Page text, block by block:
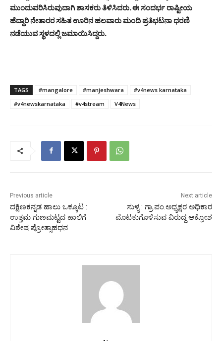
ಮುಂದುವರಿಸಿರುವುದಾಗಿ ಶಾಸಕರು ತಿಳಿಸಿದರು. ಈ ಸಂದರ್ಭ ರಾಷ್ಟೀಯ
ಹೆದ್ದಾರಿ ನೇತಾರರ ಸಹಿತ ಊರಿನ ಹಲವಾರು ಮಂದಿ ಪ್ರತಿಭಟನಾ ಧರಣಿ
ನಡೆಯುವ ಸ್ಥಳದಲ್ಲಿ ಜಮಾಯಿಸಿದ್ದರು.
TAGS #mangalore #manjeshwara
#v4news karnataka
#v4newskarnataka
#v4stream V4News
Previous article
ದಕ್ಷಿಣಕನ್ನಡ ಹಾಲು ಒಕ್ಕೂಟ :
ಉತ್ತಮ ಗುಣಮಟ್ಟದ ಹಾಲಿಗೆ
ವಿಶೇಷ ಪ್ರೋತ್ಸಾಹಧನ
Next article
ಸುಳ್ಯ : ಗ್ರಾ.ಪಂ.ಅಧ್ಯಕ್ಷರ ಅಧಿಕಾರ
ಮೊಟಕುಗೊಳಿಸುವ ವಿರುದ್ದ ಆಕ್ರೋಶ